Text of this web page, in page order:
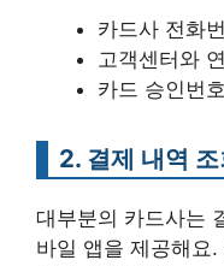
카드사 전화
고객센터와
카드 승인번
2. 결제 내역
대부분의 카드사는
바일 앱을 제공해요